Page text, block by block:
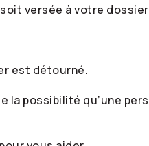
versée à votre
est détourné.
possibilité qu’une